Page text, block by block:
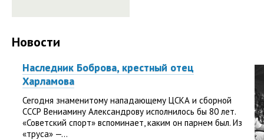
Новости
Наследник Боброва, крестный отец
Харламова
Сегодня знаменитому нападающему ЦСКА и сборной
СССР Вениамину Александрову исполнилось бы 80 лет.
«Советский спорт» вспоминает, каким он парнем был. Из
«труса» —...